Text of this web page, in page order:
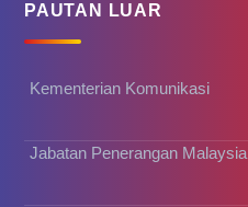
PAUTAN LUAR
Kementerian Komunikasi
Jabatan Penerangan Malaysia